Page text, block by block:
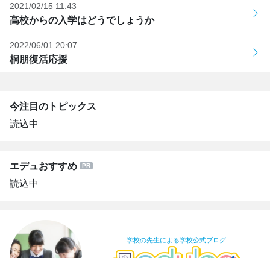
2021/02/15 11:43
高校からの入学はどうでしょうか
2022/06/01 20:07
桐朋復活応援
今注目のトピックス
読込中
エデュおすすめ
読込中
学校の先生による学校公式ブログ